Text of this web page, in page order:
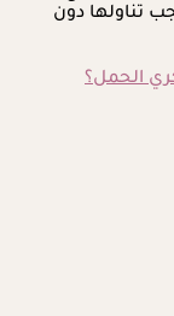
تناولها دون
الحمل؟